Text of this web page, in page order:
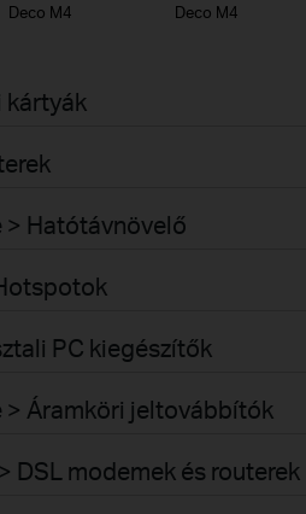
Deco M4 Deco M4
kártyák
> Hatótávnövelő
PC kiegészítők
Áramköri jeltovábbítók
DSL modemek és routerek